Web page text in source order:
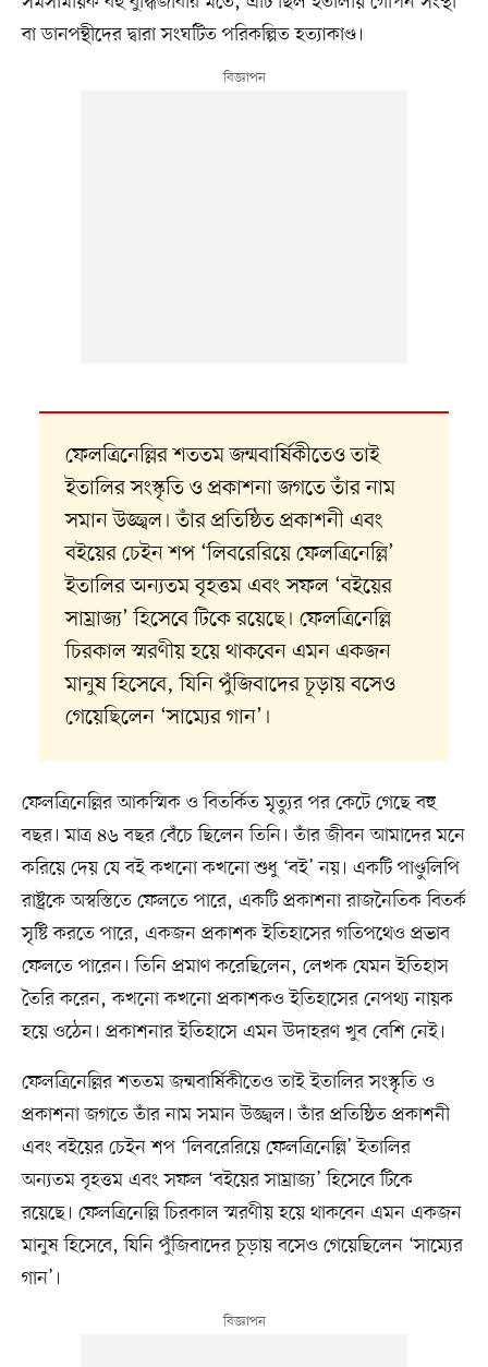
বা ডানপন্থীদের দ্বারা সংঘটিত পরিকল্পিত হত্যাকাণ্ড।
ফেলত্রিনেল্লির শততম জন্মবার্ষিকীতেও তাই
ইতালির সংস্কৃতি ও প্রকাশনা জগতে তাঁর নাম
সমান উজ্জ্বল। তাঁর প্রতিষ্ঠিত প্রকাশনী এবং
বইয়ের চেইন শপ ‘লিবরেরিয়ে ফেলত্রিনেল্লি’
ইতালির অন্যতম বৃহত্তম এবং সফল ‘বইয়ের
সাম্রাজ্য’ হিসেবে টিকে রয়েছে। ফেলত্রিনেল্লি
চিরকাল স্মরণীয় হয়ে থাকবেন এমন একজন
মানুষ হিসেবে, যিনি পুঁজিবাদের চূড়ায় বসেও
গেয়েছিলেন ‘সাম্যের গান’।
ফেলত্রিনেল্লির আকস্মিক ও বিতর্কিত মৃত্যুর পর কেটে গেছে বহু
বছর। মাত্র ৪৬ বছর বেঁচে ছিলেন তিনি। তাঁর জীবন আমাদের মনে
করিয়ে দেয় যে বই কখনো কখনো শুধু ‘বই’ নয়। একটি পাণ্ডুলিপি
রাষ্ট্রকে অস্বস্তিতে ফেলতে পারে, একটি প্রকাশনা রাজনৈতিক বিতর্ক
সৃষ্টি করতে পারে, একজন প্রকাশক ইতিহাসের গতিপথেও প্রভাব
ফেলতে পারেন। তিনি প্রমাণ করেছিলেন, লেখক যেমন ইতিহাস
তৈরি করেন, কখনো কখনো প্রকাশকও ইতিহাসের নেপথ্য নায়ক
হয়ে ওঠেন। প্রকাশনার ইতিহাসে এমন উদাহরণ খুব বেশি নেই।
ফেলত্রিনেল্লির শততম জন্মবার্ষিকীতেও তাই ইতালির সংস্কৃতি ও
প্রকাশনা জগতে তাঁর নাম সমান উজ্জ্বল। তাঁর প্রতিষ্ঠিত প্রকাশনী
এবং বইয়ের চেইন শপ ‘লিবরেরিয়ে ফেলত্রিনেল্লি’ ইতালির
অন্যতম বৃহত্তম এবং সফল ‘বইয়ের সাম্রাজ্য’ হিসেবে টিকে
রয়েছে। ফেলত্রিনেল্লি চিরকাল স্মরণীয় হয়ে থাকবেন এমন একজন
মানুষ হিসেবে, যিনি পুঁজিবাদের চূড়ায় বসেও গেয়েছিলেন ‘সাম্যের
গান’।